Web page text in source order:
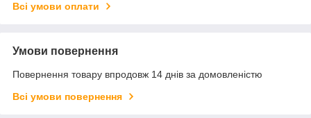
Всі умови оплати
Умови повернення
Повернення товару впродовж 14 днів за домовленістю
Всі умови повернення